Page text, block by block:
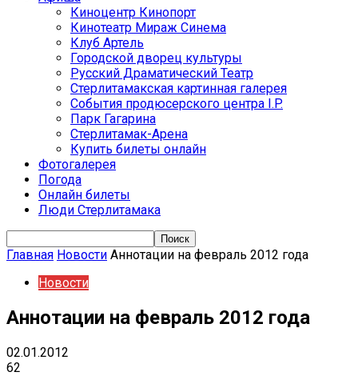
Киноцентр Кинопорт
Кинотеатр Мираж Синема
Клуб Артель
Городской дворец культуры
Русский Драматический Театр
Стерлитамакская картинная галерея
События продюсерского центра I.P.
Парк Гагарина
Стерлитамак-Арена
Купить билеты онлайн
Фотогалерея
Погода
Онлайн билеты
Люди Стерлитамака
Главная Новости Аннотации на февраль 2012 года
Новости
Аннотации на февраль 2012 года
02.01.2012
62